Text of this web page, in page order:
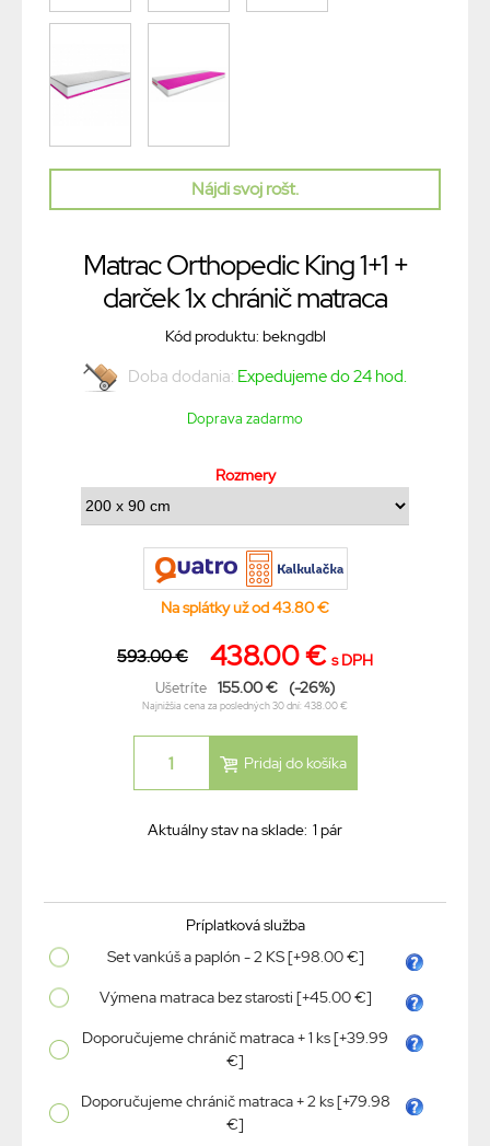
Nájdi svoj rošt.
Matrac Orthopedic King 1+1 +
darček 1x chránič matraca
Kód produktu: bekngdbl
Doba dodania: Expedujeme do 24 hod.
Doprava zadarmo
Rozmery
Na splátky už od 43.80 €
593.00 € 438.00 € s DPH
Ušetríte 155.00 € (-26%)
Najnižšia cena za posledných 30 dní: 438.00 €
Aktuálny stav na sklade: 1 pár
Príplatková služba
Set vankúš a paplón - 2 KS [+98.00 €]
Výmena matraca bez starosti [+45.00 €]
Doporučujeme chránič matraca + 1 ks [+39.99
€]
Doporučujeme chránič matraca + 2 ks [+79.98
€]